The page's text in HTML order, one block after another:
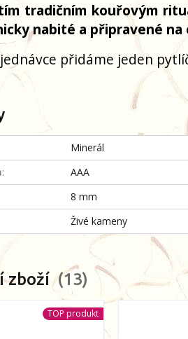
tradičním kouřovým
nabité a připravené
přidáme jeden
Minerál
AAA
8 mm
Živé kameny
zboží 13
TOP produkt